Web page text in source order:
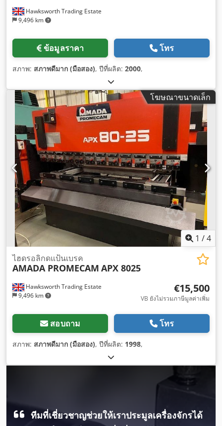
Hawksworth Trading Estate
9,496 km
ข้อมูลราคา โทร
สภาพ: สภาพดีมาก (มือสอง), ปีที่ผลิต: 2000,
โฆษณาขนาดเล็ก
1 /4
Hawksworth Trading Estate
9,496 km
ไฮดรอลิกดแป้นเบรค
AMADA PROMECAM APX 8025
€15,500
VB ยังไม่รวมภาษีมูลค่าเพิ่ม
สอบถาม โทร
สภาพ: สภาพดีมาก (มือสอง), ปีที่ผลิต: 1998,
ทีมที่เชี่ยวชาญช่วยให้เราประมูลเครื่องจักรได้